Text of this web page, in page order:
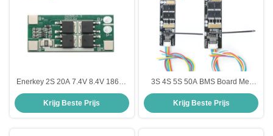
Enerkey 2S 20A 7.4V 8.4V 18650
Lithiumbatterijbeschermingsbord
BMS 2S
Krijg Beste Prijs
3S 4S 5S 50A BMS Board Met
NTC 60mm Lengte, 3.7V 18650
Lithium Battery Protection Board
Krijg Beste Prijs